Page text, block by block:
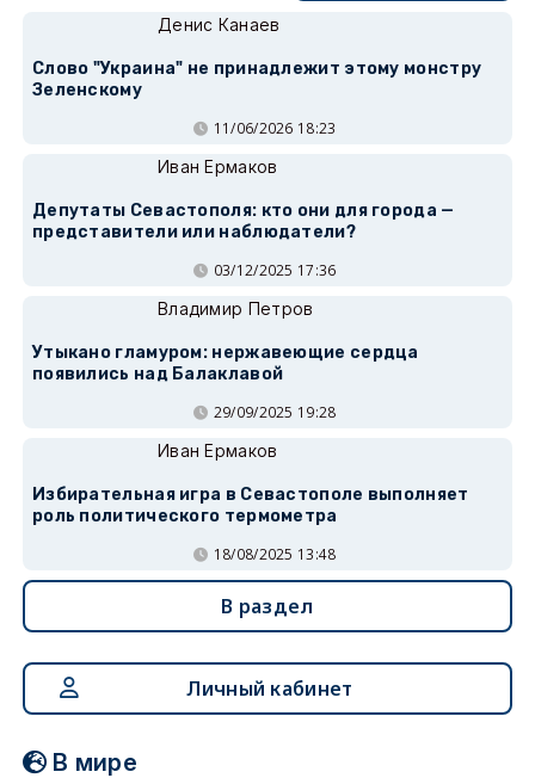
Денис Канаев
Слово "Украина" не принадлежит этому монстру
Зеленскому
11/06/2026 18:23
Иван Ермаков
Депутаты Севастополя: кто они для города —
представители или наблюдатели?
03/12/2025 17:36
Владимир Петров
Утыкано гламуром: нержавеющие сердца
появились над Балаклавой
29/09/2025 19:28
Иван Ермаков
Избирательная игра в Севастополе выполняет
роль политического термометра
18/08/2025 13:48
В раздел
Личный кабинет
В мире